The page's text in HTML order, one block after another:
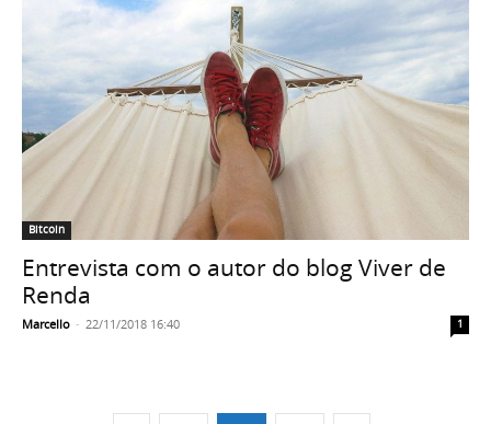
Bitcoin
Entrevista com o autor do blog Viver de
Renda
Marcello - 22/11/2018 16:40 1